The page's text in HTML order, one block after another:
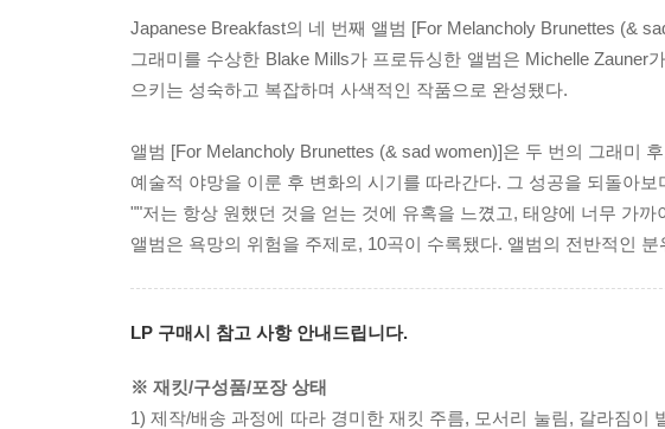
Japanese Breakfast의 네 번째 앨범 [For Melancholy Brunettes (&
그래미를 수상한 Blake Mills가 프로듀싱한 앨범은 Michelle
으키는 성숙하고 복잡하며 사색적인 작품으로 완성됐다.
앨범 [For Melancholy Brunettes (& sad women)]은 두 번의 그래미
예술적 야망을 이룬 후 변화의 시기를 따라간다. 그 성공을 되돌아
""저는 항상 원했던 것을 얻는 것에 유혹을 느꼈고, 태양에 너무 가
앨범은 욕망의 위험을 주제로, 10곡이 수록됐다. 앨범의 전반적인
LP 구매시 참고 사항 안내드립니다.
※ 재킷/구성품/포장 상태
1) 제작/배송 과정에 따라 경미한 재킷 주름, 모서리 눌림, 갈라짐